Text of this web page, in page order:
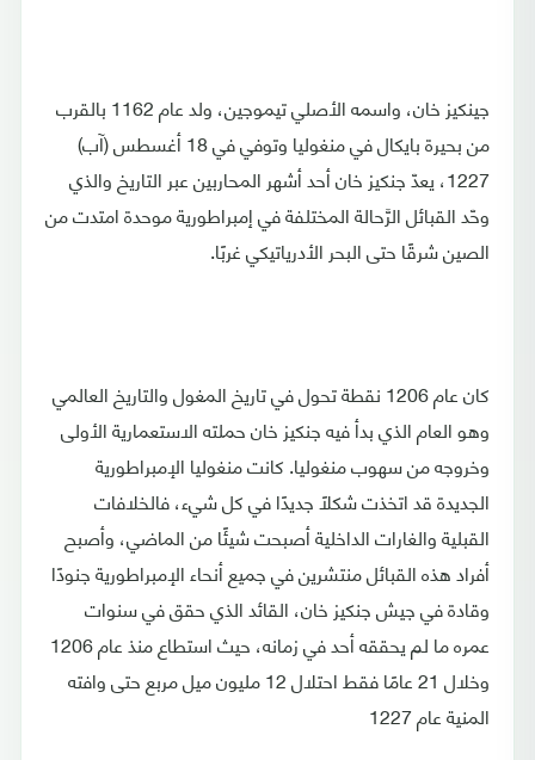
جينكيز خان، واسمه الأصلي تيموجين، ولد عام 1162 بالقرب
من بحيرة بايكال في منغوليا وتوفي في 18 أغسطس (آب)
1227، يعدّ جنكيز خان أحد أشهر المحاربين عبر التاريخ والذي
وحّد القبائل الرَّحالة المختلفة في إمبراطورية موحدة امتدت من
الصين شرقًا حتى البحر الأدرياتيكي غربًا.
كان عام 1206 نقطة تحول في تاريخ المغول والتاريخ العالمي
وهو العام الذي بدأ فيه جنكيز خان حملته الاستعمارية الأولى
وخروجه من سهوب منغوليا. كانت منغوليا الإمبراطورية
الجديدة قد اتخذت شكلًا جديدًا في كل شيء، فالخلافات
القبلية والغارات الداخلية أصبحت شيئًا من الماضي، وأصبح
أفراد هذه القبائل منتشرين في جميع أنحاء الإمبراطورية جنودًا
وقادة في جيش جنكيز خان، القائد الذي حقق في سنوات
عمره ما لم يحققه أحد في زمانه، حيث استطاع منذ عام 1206
وخلال 21 عامًا فقط احتلال 12 مليون ميل مربع حتى وافته
المنية عام 1227